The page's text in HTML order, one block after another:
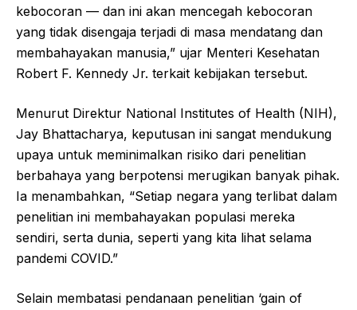
kebocoran — dan ini akan mencegah kebocoran
yang tidak disengaja terjadi di masa mendatang dan
membahayakan manusia,” ujar Menteri Kesehatan
Robert F. Kennedy Jr. terkait kebijakan tersebut.
Menurut Direktur National Institutes of Health (NIH),
Jay Bhattacharya, keputusan ini sangat mendukung
upaya untuk meminimalkan risiko dari penelitian
berbahaya yang berpotensi merugikan banyak pihak.
Ia menambahkan, “Setiap negara yang terlibat dalam
penelitian ini membahayakan populasi mereka
sendiri, serta dunia, seperti yang kita lihat selama
pandemi COVID.”
Selain membatasi pendanaan penelitian ‘gain of